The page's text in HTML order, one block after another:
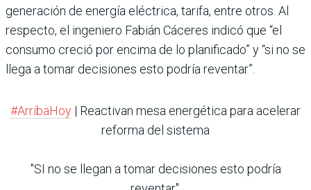
generación de energía eléctrica, tarifa, entre otros. Al
respecto, el ingeniero Fabián Cáceres indicó que “el
consumo creció por encima de lo planificado” y “si no se
llega a tomar decisiones esto podría reventar”.
#ArribaHoy | Reactivan mesa energética para acelerar
reforma del sistema
"SI no se llegan a tomar decisiones esto podría